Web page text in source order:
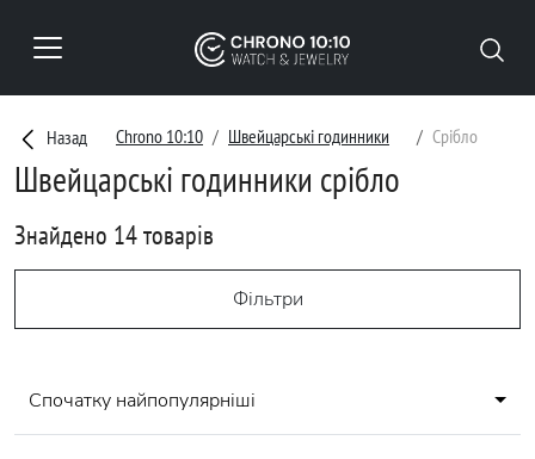
Назад Chrono 10:10 Швейцарські годинники Срібло
Швейцарські годинники срібло
Знайдено 14 товарів
Фільтри
Спочатку найпопулярніші